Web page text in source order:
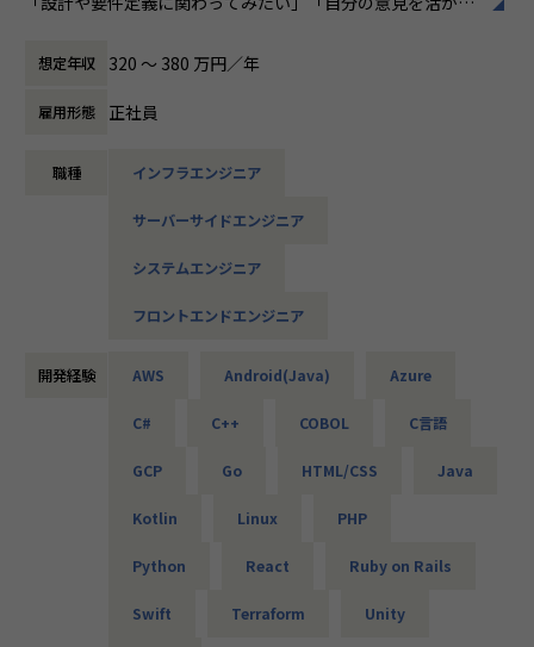
会社の定める範囲
＜その他プロジェクト事例＞
・オンラインヨガプラットフォームの要件定義・設計（Rub
・自社ECサイトの新規立ち上げ（要件定義～運用／TypeScr
・大手メーカー向け製造システムの業務改善プロジェクト
・ECクラウド基盤設計（AWS／VMware）
・大手クライアント向け仮想環境移行・導入（Windows／A
＜安心のサポート体制＞
└配属先はチーム＋教育係体制で、すぐ相談できる環境を整
└入社直後は毎月、その後は隔月で面談。業務・人間関係・
そんな方には700社以上の中からスキルや希望に合う案件を
ご紹介しています。
たとえば、ヨガ配信アプリやECサイトの新規開発、クラウド
設計など、上流フェーズから関われる案件も豊富です。ま
ひとりで悩まず、安心して挑戦できます。
◆落ち着いた環境で、長く働きたい方へ
OKの案件も多く、週2～3日出社が基本。残業は月9時間ほど
現場には教育担当がつき、月1回の面談やチャット相談も実
にも柔軟に対応しています。
◆マネジメントにも挑戦したい方へ
回の面談を通じて方向性を確認しながら、段階的にマネジメ
ら活躍している社員も多数。女性管理職も在籍しており、年
齢や性別を問わずフェアに評価される環境です。
想定年収 320 〜 380 万円／年
雇用形態 正社員
職種 インフラエンジニア
サーバーサイドエンジニア
システムエンジニア
フロントエンドエンジニア
開発経験 AWS Android(Java) Azure
C# C++ COBOL C言語
GCP Go HTML/CSS Java
Kotlin Linux PHP
Python React Ruby on Rails
Swift Terraform Unity